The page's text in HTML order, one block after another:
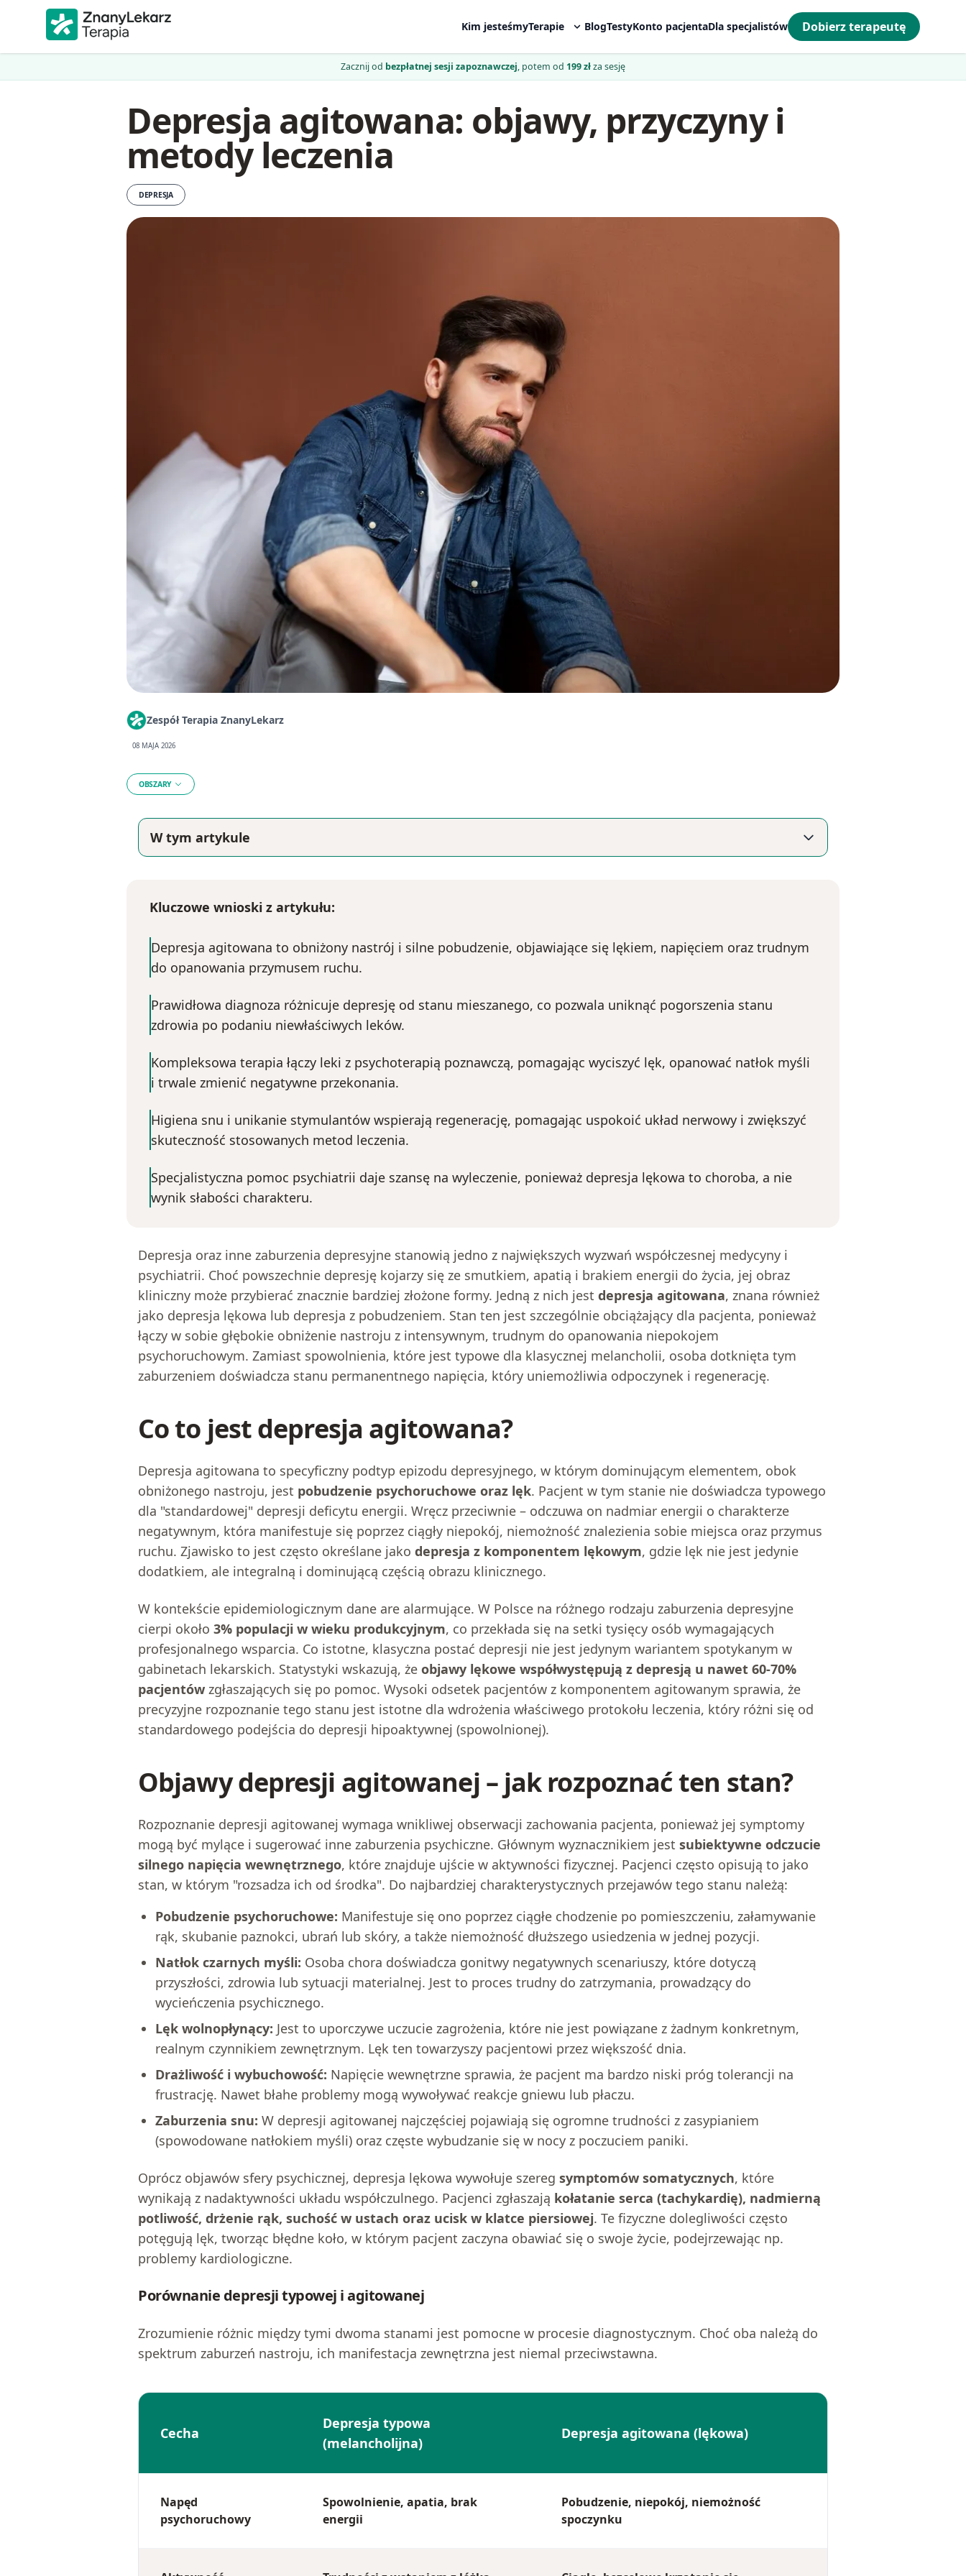
Kim jesteśmyTerapie BlogTestyKonto pacjentaDla specjalistów Dobierz terapeutę
Zacznij od bezpłatnej sesji zapoznawczej, potem od 199 złza sesję
Depresja agitowana: objawy, przyczyny i
metody leczenia
DEPRESJA
Zespół Terapia ZnanyLekarz
08 MAJA 2026
OBSZARY
W tym artykule
Kluczowe wnioski z artykułu:
Depresja agitowana to obniżony nastrój i silne pobudzenie, objawiające się lękiem, napięciem oraz trudnym
do opanowania przymusem ruchu.
Prawidłowa diagnoza różnicuje depresję od stanu mieszanego, co pozwala uniknąć pogorszenia stanu
zdrowia po podaniu niewłaściwych leków.
Kompleksowa terapia łączy leki z psychoterapią poznawczą, pomagając wyciszyć lęk, opanować natłok myśli
i trwale zmienić negatywne przekonania.
Higiena snu i unikanie stymulantów wspierają regenerację, pomagając uspokoić układ nerwowy i zwiększyć
skuteczność stosowanych metod leczenia.
Specjalistyczna pomoc psychiatrii daje szansę na wyleczenie, ponieważ depresja lękowa to choroba, a nie
wynik słabości charakteru.
Depresja oraz inne zaburzenia depresyjne stanowią jedno z największych wyzwań współczesnej medycyny i
psychiatrii. Choć powszechnie depresję kojarzy się ze smutkiem, apatią i brakiem energii do życia, jej obraz
kliniczny może przybierać znacznie bardziej złożone formy. Jedną z nich jest depresja agitowana, znana również
jako depresja lękowa lub depresja z pobudzeniem. Stan ten jest szczególnie obciążający dla pacjenta, ponieważ
łączy w sobie głębokie obniżenie nastroju z intensywnym, trudnym do opanowania niepokojem
psychoruchowym. Zamiast spowolnienia, które jest typowe dla klasycznej melancholii, osoba dotknięta tym
zaburzeniem doświadcza stanu permanentnego napięcia, który uniemożliwia odpoczynek i regenerację.
Co to jest depresja agitowana?
Depresja agitowana to specyficzny podtyp epizodu depresyjnego, w którym dominującym elementem, obok
obniżonego nastroju, jest pobudzenie psychoruchowe oraz lęk. Pacjent w tym stanie nie doświadcza typowego
dla "standardowej" depresji deficytu energii. Wręcz przeciwnie – odczuwa on nadmiar energii o charakterze
negatywnym, która manifestuje się poprzez ciągły niepokój, niemożność znalezienia sobie miejsca oraz przymus
ruchu. Zjawisko to jest często określane jako depresja z komponentem lękowym, gdzie lęk nie jest jedynie
dodatkiem, ale integralną i dominującą częścią obrazu klinicznego.
W kontekście epidemiologicznym dane are alarmujące. W Polsce na różnego rodzaju zaburzenia depresyjne
cierpi około 3% populacji w wieku produkcyjnym, co przekłada się na setki tysięcy osób wymagających
profesjonalnego wsparcia. Co istotne, klasyczna postać depresji nie jest jedynym wariantem spotykanym w
gabinetach lekarskich. Statystyki wskazują, że objawy lękowe współwystępują z depresją u nawet 60-70%
pacjentów zgłaszających się po pomoc. Wysoki odsetek pacjentów z komponentem agitowanym sprawia, że
precyzyjne rozpoznanie tego stanu jest istotne dla wdrożenia właściwego protokołu leczenia, który różni się od
standardowego podejścia do depresji hipoaktywnej (spowolnionej).
Objawy depresji agitowanej – jak rozpoznać ten stan?
Rozpoznanie depresji agitowanej wymaga wnikliwej obserwacji zachowania pacjenta, ponieważ jej symptomy
mogą być mylące i sugerować inne zaburzenia psychiczne. Głównym wyznacznikiem jest subiektywne odczucie
silnego napięcia wewnętrznego, które znajduje ujście w aktywności fizycznej. Pacjenci często opisują to jako
stan, w którym "rozsadza ich od środka". Do najbardziej charakterystycznych przejawów tego stanu należą:
Pobudzenie psychoruchowe: Manifestuje się ono poprzez ciągłe chodzenie po pomieszczeniu, załamywanie
rąk, skubanie paznokci, ubrań lub skóry, a także niemożność dłuższego usiedzenia w jednej pozycji.
Natłok czarnych myśli: Osoba chora doświadcza gonitwy negatywnych scenariuszy, które dotyczą
przyszłości, zdrowia lub sytuacji materialnej. Jest to proces trudny do zatrzymania, prowadzący do
wycieńczenia psychicznego.
Lęk wolnopłynący: Jest to uporczywe uczucie zagrożenia, które nie jest powiązane z żadnym konkretnym,
realnym czynnikiem zewnętrznym. Lęk ten towarzyszy pacjentowi przez większość dnia.
Drażliwość i wybuchowość: Napięcie wewnętrzne sprawia, że pacjent ma bardzo niski próg tolerancji na
frustrację. Nawet błahe problemy mogą wywoływać reakcje gniewu lub płaczu.
Zaburzenia snu: W depresji agitowanej najczęściej pojawiają się ogromne trudności z zasypianiem
(spowodowane natłokiem myśli) oraz częste wybudzanie się w nocy z poczuciem paniki.
Oprócz objawów sfery psychicznej, depresja lękowa wywołuje szereg symptomów somatycznych, które
wynikają z nadaktywności układu współczulnego. Pacjenci zgłaszają kołatanie serca (tachykardię), nadmierną
potliwość, drżenie rąk, suchość w ustach oraz ucisk w klatce piersiowej. Te fizyczne dolegliwości często
potęgują lęk, tworząc błędne koło, w którym pacjent zaczyna obawiać się o swoje życie, podejrzewając np.
problemy kardiologiczne.
Porównanie depresji typowej i agitowanej
Zrozumienie różnic między tymi dwoma stanami jest pomocne w procesie diagnostycznym. Choć oba należą do
spektrum zaburzeń nastroju, ich manifestacja zewnętrzna jest niemal przeciwstawna.
Cecha
Depresja typowa
(melancholijna)
Depresja agitowana (lękowa)
Napęd
psychoruchowy
Spowolnienie, apatia, brak
energii
Pobudzenie, niepokój, niemożność
spoczynku